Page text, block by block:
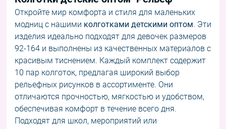
Откройте мир комфорта и стиля для маленьких
модниц с нашими колготками детскими оптом. Эти
изделия идеально подходят для девочек размеров
92-164 и выполнены из качественных материалов с
красивым тиснением. Каждый комплект содержит
10 пар колготок, предлагая широкий выбор
рельефных рисунков в ассортименте. Они
отличаются прочностью, мягкостью и удобством,
обеспечивая комфорт в течение всего дня.
Подходят для школ, мероприятий или